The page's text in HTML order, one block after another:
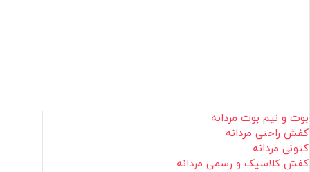
بوت و نیم بوت مردانه
کفش راحتی مردانه
کتونی مردانه
کفش کلاسیک و رسمی مردانه